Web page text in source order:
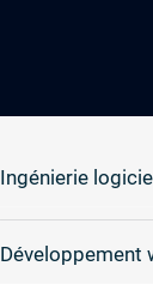
Ingénierie
Développement